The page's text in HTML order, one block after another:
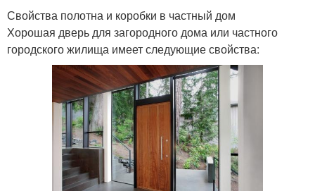
Свойства полотна и коробки в частный дом
Хорошая дверь для загородного дома или частного
городского жилища имеет следующие свойства: